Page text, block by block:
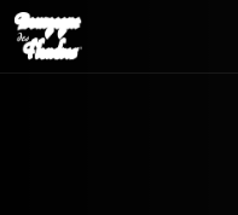
SE RENDRE AU